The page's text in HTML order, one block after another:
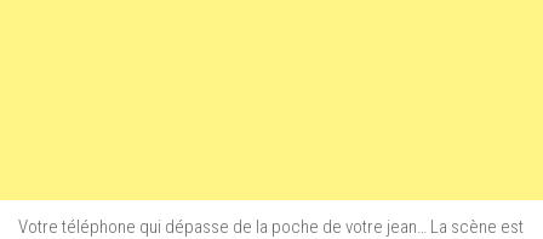
Votre téléphone qui dépasse de la poche de votre jean… La scène est